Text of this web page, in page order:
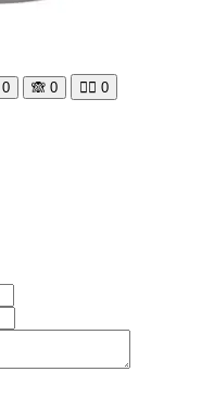
0 🙈 0 🧘‍♀️ 0